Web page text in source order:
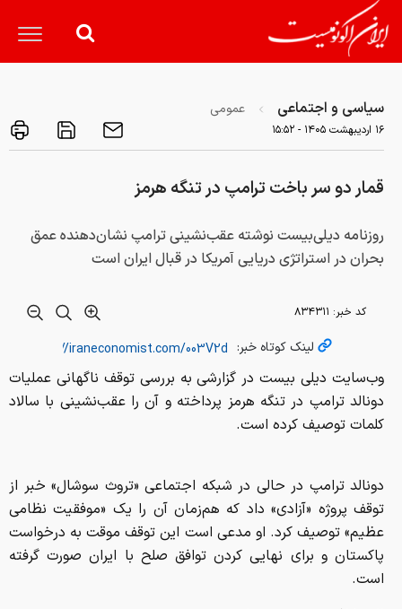
سیاسی و اجتماعی عمومی
۱۶ ارديبهشت ۱۴۰۵ - ۱۵:۵۲
قمار دو سر باخت ترامپ در تنگه هرمز
روزنامه دیلی‌بیست نوشته عقب‌نشینی ترامپ نشان‌دهنده عمق
بحران در استراتژی دریایی آمریکا در قبال ایران است
کد خبر: ۸۳۴۳۱۱
لینک کوتاه خبر:
وب‌سایت دیلی بیست در گزارشی به بررسی توقف ناگهانی عملیات
دونالد ترامپ در تنگه هرمز پرداخته و آن را عقب‌نشینی با سالاد
کلمات توصیف کرده است.
دونالد ترامپ در حالی در شبکه اجتماعی «تروث سوشال» خبر از
توقف پروژه «آزادی» داد که هم‌زمان آن را یک «موفقیت نظامی
عظیم» توصیف کرد. او مدعی است این توقف موقت به درخواست
پاکستان و برای نهایی کردن توافق صلح با ایران صورت گرفته
است.